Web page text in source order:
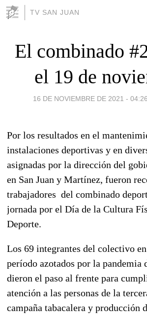
TV SAN JUAN
El combinado
el 19 de
16 DE NOVIEMBRE DE 2021 - 04:26
Por los resultados en el
instalaciones deportivas y en
asignadas por la dirección del
en San Juan y Martínez, fueron
trabajadores del combinado
jornada por el Día de la Cultura
Deporte.
Los 69 integrantes del colectivo
período azotados por la pandemia
dieron el paso al frente para
atención a las personas de la
campaña tabacalera y producción